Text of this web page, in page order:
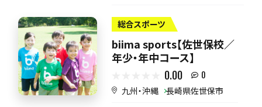
総合スポーツ
biima sports【佐世保校／
年少・年中コース】
0.00 0
九州・沖縄 長崎県佐世保市